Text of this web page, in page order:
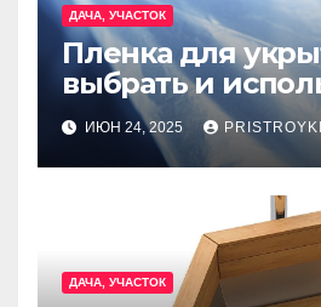
ДАЧА, УЧАСТОК
Пленка для
выбрать и
ИЮН 24, 2025
ДАЧА, УЧАСТОК